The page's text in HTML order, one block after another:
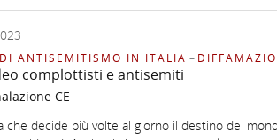
ANTISEMITISMO IN ITALIA –
complottisti e antisemiti
CE
che decide più volte al giorno il destino del